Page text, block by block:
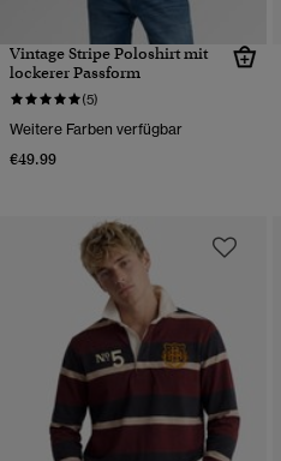
Vintage Stripe Poloshirt mit
lockerer Passform
(5)
Weitere Farben verfügbar
€49.99